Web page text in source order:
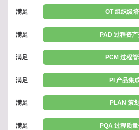
满足 OT 组织级培
满足 PAD 过程资产
满足 PCM 过程
满足 PI 产品集
满足 PLAN 策划
满足 PQA 过程质